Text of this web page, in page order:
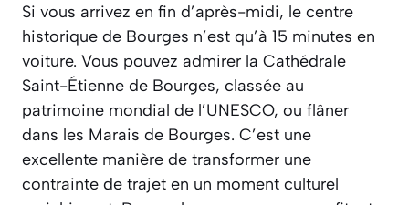
Si vous arrivez en fin d’après-midi, le centre
historique de Bourges n’est qu’à 15 minutes en
voiture. Vous pouvez admirer la Cathédrale
Saint-Étienne de Bourges, classée au
patrimoine mondial de l’UNESCO, ou flâner
dans les Marais de Bourges. C’est une
excellente manière de transformer une
contrainte de trajet en un moment culturel